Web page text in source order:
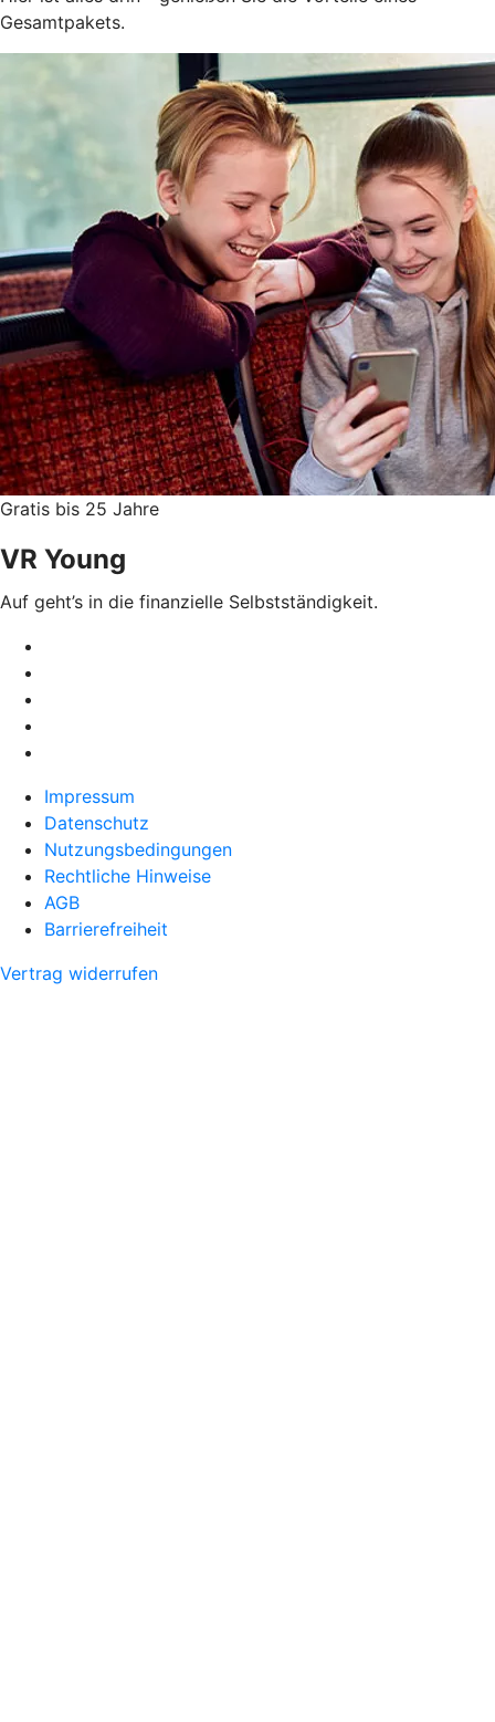
Gesamtpakets.
Gratis bis 25 Jahre
VR Young
Auf geht’s in die finanzielle Selbstständigkeit.
Impressum
Datenschutz
Nutzungsbedingungen
Rechtliche Hinweise
AGB
Barrierefreiheit
Vertrag widerrufen